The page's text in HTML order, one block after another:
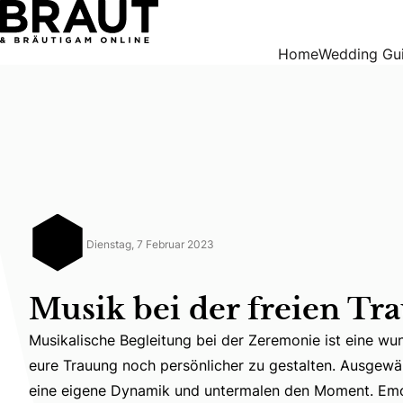
HomeWedding
Dienstag, 7 Februar 2023
Musik bei der freien
Musikalische Begleitung bei der Zeremonie ist eine
Musikalische Begleitung bei der Zeremonie ist eine
eure Trauung noch persönlicher zu gestalten.
eine eigene Dynamik und untermalen den Moment.